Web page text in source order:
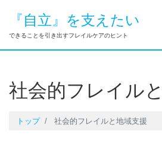
『自立』を支えたい
できることを引き出すフレイルケアのヒント
社会的フレイル
トップ 社会的フレイルと地域支援